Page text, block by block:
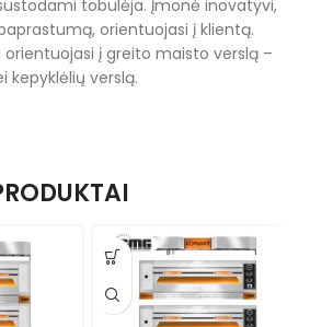
tobulėja. Įmonė inovatyvi,
orientuojasi į klientą.
į greito maisto verslą –
kepyklėlių verslą.